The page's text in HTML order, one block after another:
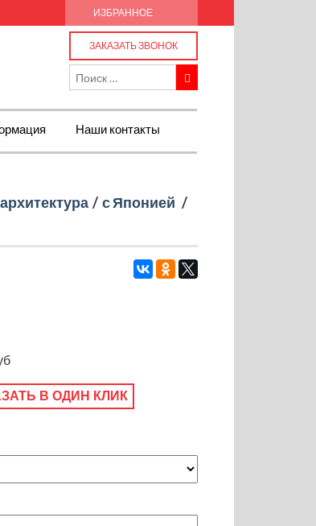
ИЗБРАННОЕ
ЗАКАЗАТЬ ЗВОНОК
Наши контакты
/ с Японией /
В ОДИН КЛИК